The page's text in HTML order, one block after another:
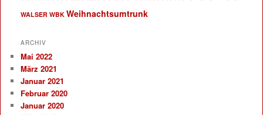
WALSER WBK Weihnachtsumtrunk
ARCHIV
Mai 2022
März 2021
Januar 2021
Februar 2020
Januar 2020